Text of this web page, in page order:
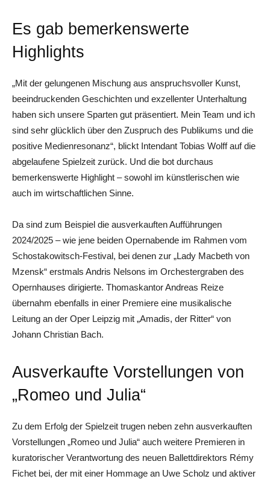
Es gab bemerkenswerte
Highlights
„Mit der gelungenen Mischung aus anspruchsvoller Kunst,
beeindruckenden Geschichten und exzellenter Unterhaltung
haben sich unsere Sparten gut präsentiert. Mein Team und ich
sind sehr glücklich über den Zuspruch des Publikums und die
positive Medienresonanz“, blickt Intendant Tobias Wolff auf die
abgelaufene Spielzeit zurück. Und die bot durchaus
bemerkenswerte Highlight – sowohl im künstlerischen wie
auch im wirtschaftlichen Sinne.
Da sind zum Beispiel die ausverkauften Aufführungen
2024/2025 – wie jene beiden Opernabende im Rahmen vom
Schostakowitsch-Festival, bei denen zur „Lady Macbeth von
Mzensk“ erstmals Andris Nelsons im Orchestergraben des
Opernhauses dirigierte. Thomaskantor Andreas Reize
übernahm ebenfalls in einer Premiere eine musikalische
Leitung an der Oper Leipzig mit „Amadis, der Ritter“ von
Johann Christian Bach.
Ausverkaufte Vorstellungen von
„Romeo und Julia“
Zu dem Erfolg der Spielzeit trugen neben zehn ausverkauften
Vorstellungen „Romeo und Julia“ auch weitere Premieren in
kuratorischer Verantwortung des neuen Ballettdirektors Rémy
Fichet bei, der mit einer Hommage an Uwe Scholz und aktiver